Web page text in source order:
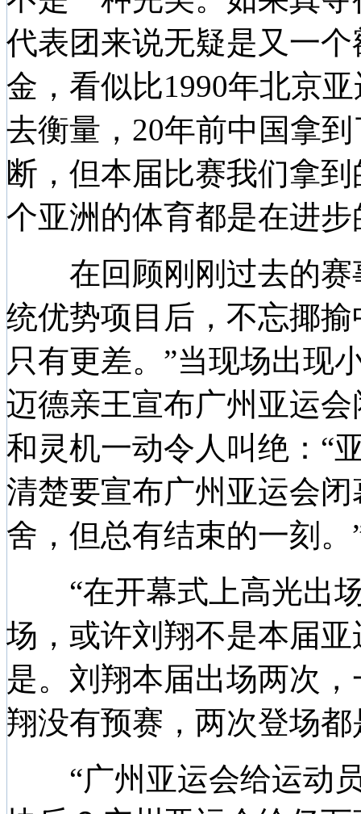
代表团来说无疑是又一
金，看似比1990年北京
去衡量，20年前中国拿
断，但本届比赛我们拿
个亚洲的体育都是在进
在回顾刚刚过去的赛
统优势项目后，不忘揶
只有更差。”当现场出现
迈德亲王宣布广州亚运
和灵机一动令人叫绝：“
清楚要宣布广州亚运会
舍，但总有结束的一刻。
“在开幕式上高光出场
场，或许刘翔不是本届
是。刘翔本届出场两次
翔没有预赛，两次登场都
“广州亚运会给运动员